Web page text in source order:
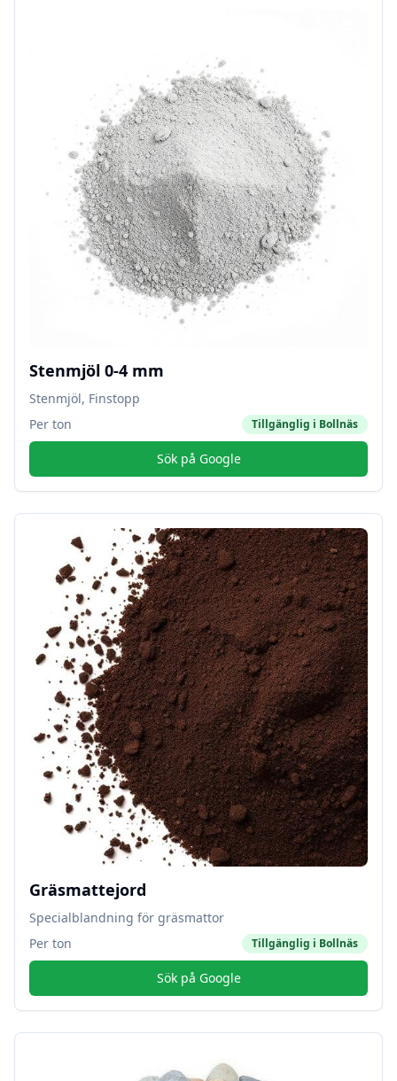
Stenmjöl 0-4 mm
Stenmjöl, Finstopp
Per ton
Tillgänglig i Bollnäs
Sök på Google
Gräsmattejord
Specialblandning för gräsmattor
Per ton
Tillgänglig i Bollnäs
Sök på Google